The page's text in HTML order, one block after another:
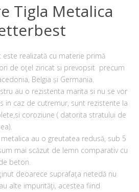
Tigla Metalica
este realizată cu materie primă
de oţel zincat si prevopsit precum
Belgia și Germania.
au o rezistenta marita si nu se vor
in caz de cutremur, sunt rezistente la
coroziune ( datorita stratului de
au o greutatea redusă, sub 5
mai scăzut de lemn comparativ cu
beton.
deoarece suprafaţa netedă nu
alte impurităţi, acestea fiind